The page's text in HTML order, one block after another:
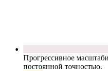
Прогрессивное
постоянной точностью.